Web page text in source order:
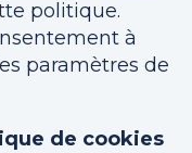
politique.
à
paramètres de
de cookies